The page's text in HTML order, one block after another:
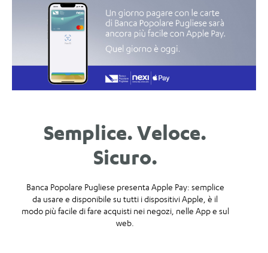
Semplice. Veloce.
Sicuro.
Banca Popolare Pugliese presenta Apple Pay: semplice
da usare e disponibile su tutti i dispositivi Apple, è il
modo più facile di fare acquisti nei negozi, nelle App e sul
web.